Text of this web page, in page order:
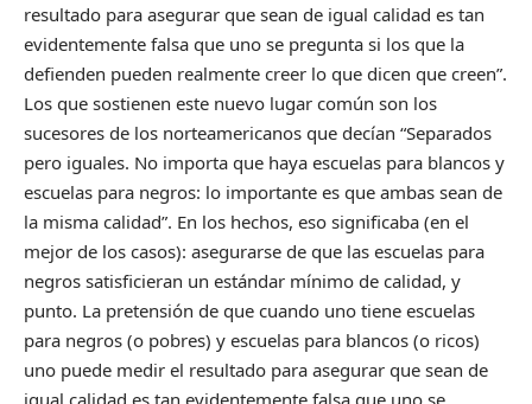
resultado para asegurar que sean de igual calidad es tan
evidentemente falsa que uno se pregunta si los que la
defienden pueden realmente creer lo que dicen que creen”.
Los que sostienen este nuevo lugar común son los
sucesores de los norteamericanos que decían “Separados
pero iguales. No importa que haya escuelas para blancos y
escuelas para negros: lo importante es que ambas sean de
la misma calidad”. En los hechos, eso significaba (en el
mejor de los casos): asegurarse de que las escuelas para
negros satisficieran un estándar mínimo de calidad, y
punto. La pretensión de que cuando uno tiene escuelas
para negros (o pobres) y escuelas para blancos (o ricos)
uno puede medir el resultado para asegurar que sean de
igual calidad es tan evidentemente falsa que uno se